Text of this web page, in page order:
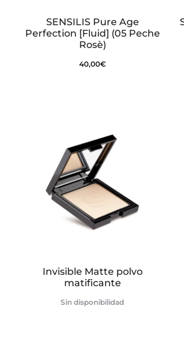
SENSILIS Pure Age
Perfection [Fluid] (05 Peche
Rosè)
40,00€
Invisible Matte polvo
matificante
Sin disponibilidad